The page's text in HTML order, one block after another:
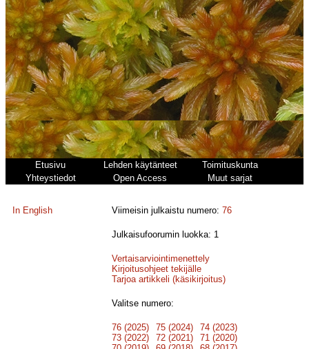
Etusivu Lehden käytänteet
Toimituskunta
Yhteystiedot
Open Access Muut sarjat
In English Viimeisin julkaistu numero:76
Julkaisufoorumin luokka: 1
Vertaisarviointimenettely
Kirjoitusohjeet tekijälle
Tarjoa artikkeli (käsikirjoitus)
Valitse numero:
76 (2025) 75 (2024)
74 (2023)
73 (2022)
72 (2021)
71 (2020)